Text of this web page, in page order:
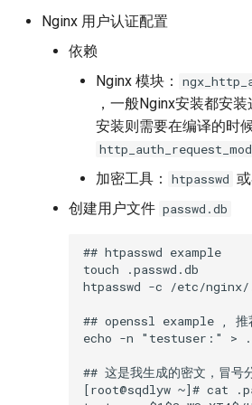
Nginx 用户认证配置
依赖
Nginx 模块：
，一般Nginx安装都安
安装则需要在编译的时
加密工具： htpasswd
创建用户文件 passwd.db
## htpasswd example
touch .passwd.db
htpasswd -c /etc/nginx/
## openssl example , 推
echo -n "testuser:" > ./
## 这是我生成的密文，冒号
[root@sqdlyw ~]# cat